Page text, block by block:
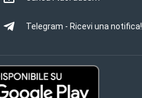
Telegram - Ricevi una notifica!